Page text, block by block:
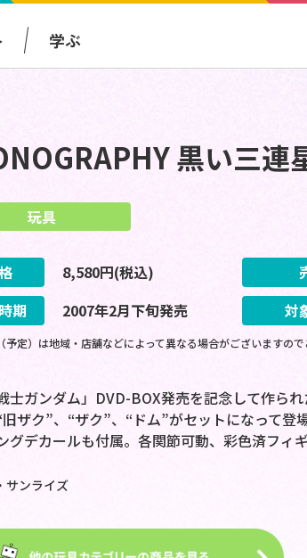
学ぶ
黒い三連
玩具
8,580円(税込)
期
2007年2月下旬発売 対
定）は地域・店舗などによって異なる場合がございますの
士ガンダム」DVD-BOX発売を記念して作ら
ザク”、“ザク”、“ドム”がセットになって
グデカールも付属。各関節可動、彩色済フィ
サンライズ